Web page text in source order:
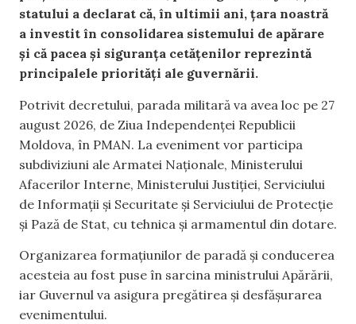
statului a declarat că, în ultimii ani, țara noastră
a investit în consolidarea sistemului de apărare
și că pacea și siguranța cetățenilor reprezintă
principalele priorități ale guvernării.
Potrivit decretului, parada militară va avea loc pe 27
august 2026, de Ziua Independenței Republicii
Moldova, în PMAN. La eveniment vor participa
subdiviziuni ale Armatei Naționale, Ministerului
Afacerilor Interne, Ministerului Justiției, Serviciului
de Informații și Securitate și Serviciului de Protecție
și Pază de Stat, cu tehnica și armamentul din dotare.
Organizarea formațiunilor de paradă și conducerea
acesteia au fost puse în sarcina ministrului Apărării,
iar Guvernul va asigura pregătirea și desfășurarea
evenimentului.